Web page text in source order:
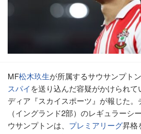
MF松木玖生が所属するサウサンプト
スパイを送り込んだ容疑がかけられ
ディア『スカイスポーツ』が報じた
（イングランド2部）のレギュラーシ
ウサンプトンは、 プレミアリーグ昇格